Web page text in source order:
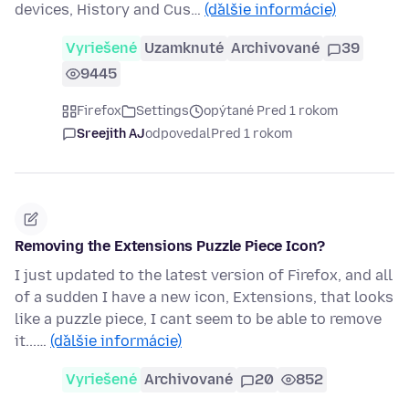
devices, History and Cus… (ďalšie informácie)
Vyriešené Uzamknuté Archivované
39
9445
Firefox Settings
opýtané Pred 1 rokom
Sreejith AJodpovedalPred 1 rokom
Removing the Extensions Puzzle Piece Icon?
I just updated to the latest version of Firefox, and all
of a sudden I have a new icon, Extensions, that looks
like a puzzle piece, I cant seem to be able to remove
it...… (ďalšie informácie)
Vyriešené Archivované 20 852